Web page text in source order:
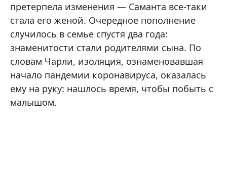
претерпела изменения — Саманта все-таки
стала его женой. Очередное пополнение
случилось в семье спустя два года:
знаменитости стали родителями сына. По
словам Чарли, изоляция, ознаменовавшая
начало пандемии коронавируса, оказалась
ему на руку: нашлось время, чтобы побыть с
малышом.